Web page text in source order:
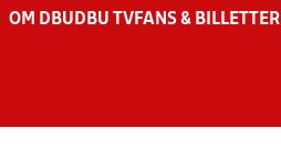
OM DBU DBU TV FANS & BILLETTER